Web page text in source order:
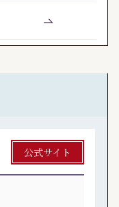
公式サイト